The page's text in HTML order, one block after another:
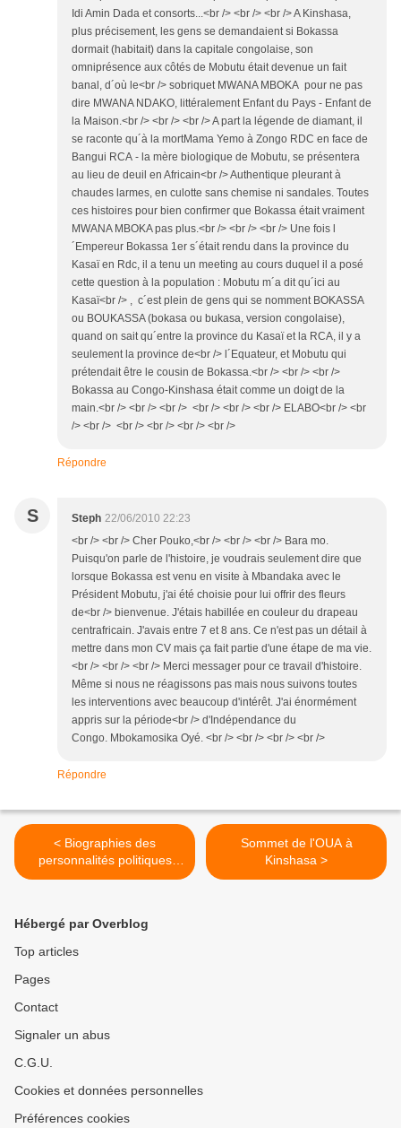
Idi Amin Dada et consorts...<br /> <br /> <br /> A Kinshasa,
plus précisement, les gens se demandaient si Bokassa
dormait (habitait) dans la capitale congolaise, son
omniprésence aux côtés de Mobutu était devenue un fait
banal, d´où le<br /> sobriquet MWANA MBOKA pour ne pas
dire MWANA NDAKO, littéralement Enfant du Pays - Enfant de
la Maison.<br /> <br /> <br /> A part la légende de diamant, il
se raconte qu´à la mortMama Yemo à Zongo RDC en face de
Bangui RCA - la mère biologique de Mobutu, se présentera
au lieu de deuil en Africain<br /> Authentique pleurant à
chaudes larmes, en culotte sans chemise ni sandales. Toutes
ces histoires pour bien confirmer que Bokassa était vraiment
MWANA MBOKA pas plus.<br /> <br /> <br /> Une fois l
´Empereur Bokassa 1er s´était rendu dans la province du
Kasaï en Rdc, il a tenu un meeting au cours duquel il a posé
cette question à la population : Mobutu m´a dit qu´ici au
Kasaï<br /> , c´est plein de gens qui se nomment BOKASSA
ou BOUKASSA (bokasa ou bukasa, version congolaise),
quand on sait qu´entre la province du Kasaï et la RCA, il y a
seulement la province de<br /> l´Equateur, et Mobutu qui
prétendait être le cousin de Bokassa.<br /> <br /> <br />
Bokassa au Congo-Kinshasa était comme un doigt de la
main.<br /> <br /> <br /> <br /> <br /> <br /> ELABO<br /> <br
/> <br /> <br /> <br /> <br /> <br />
Répondre
S Steph 22/06/2010 22:23
<br /> <br /> Cher Pouko,<br /> <br /> <br /> Bara mo.
Puisqu'on parle de l'histoire, je voudrais seulement dire que
lorsque Bokassa est venu en visite à Mbandaka avec le
Président Mobutu, j'ai été choisie pour lui offrir des fleurs
de<br /> bienvenue. J'étais habillée en couleur du drapeau
centrafricain. J'avais entre 7 et 8 ans. Ce n'est pas un détail à
mettre dans mon CV mais ça fait partie d'une étape de ma vie.
<br /> <br /> <br /> Merci messager pour ce travail d'histoire.
Même si nous ne réagissons pas mais nous suivons toutes
les interventions avec beaucoup d'intérêt. J'ai énormément
appris sur la période<br /> d'Indépendance du
Congo. Mbokamosika Oyé. <br /> <br /> <br /> <br />
Répondre
< Biographies des
personnalités politiques
congolaises (3)
Sommet de l'OUA à
Kinshasa >
Hébergé par Overblog
Top articles
Pages
Contact
Signaler un abus
C.G.U.
Cookies et données personnelles
Préférences cookies